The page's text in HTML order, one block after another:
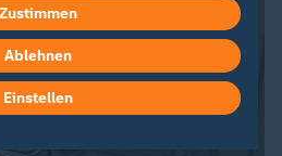
Zustimmen
Ablehnen
Einstellen